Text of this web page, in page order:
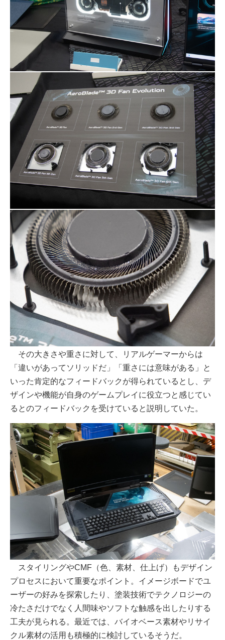
その大きさや重さに対して、リアルゲーマーからは
「違いがあってソリッドだ」「重さには意味がある」と
いった肯定的なフィードバックが得られているとし、デ
ザインや機能が自身のゲームプレイに役立つと感じてい
るとのフィードバックを受けていると説明していた。
スタイリングやCMF（色、素材、仕上げ）もデザイン
プロセスにおいて重要なポイント。イメージボードでユ
ーザーの好みを探索したり、塗装技術でテクノロジーの
冷たさだけでなく人間味やソフトな触感を出したりする
工夫が見られる。最近では、バイオベース素材やリサイ
クル素材の活用も積極的に検討しているそうだ。